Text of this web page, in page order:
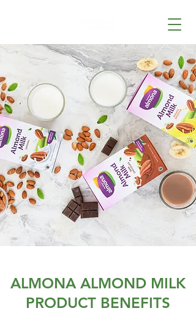
ALMONA ALMOND MILK
PRODUCT BENEFITS